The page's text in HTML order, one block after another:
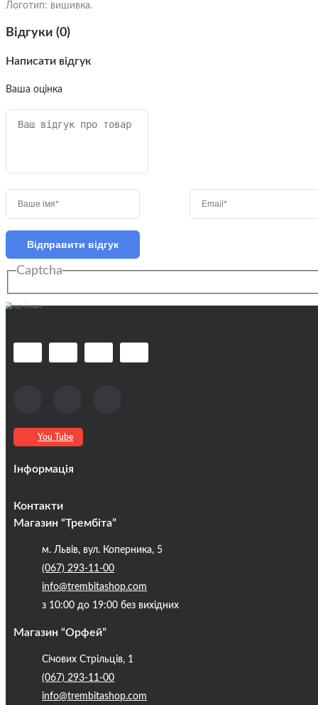
Логотип: вишивка.
Відгуки (0)
Написати відгук
Ваша оцінка
Відправити відгук
Captcha
You Tube
Інформація
Кредити
Контакти
Публічна оферта
Бренди
Блог
Контакти
Магазин “Трембіта”
м. Львів, вул. Коперника, 5
(067) 293-11-00
info@trembitashop.com
з 10:00 до 19:00 без вихідних
Магазин “Орфей”
Січових Стрільців, 1
(067) 293-11-00
info@trembitashop.com